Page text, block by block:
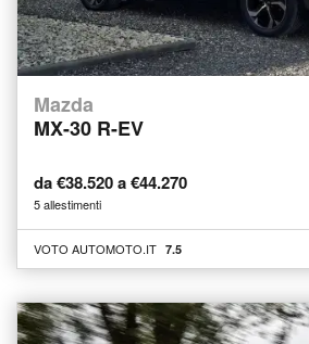
Mazda
MX-30 R-EV
da €38.520 a €44.270
5 allestimenti
VOTO AUTOMOTO.IT 7.5